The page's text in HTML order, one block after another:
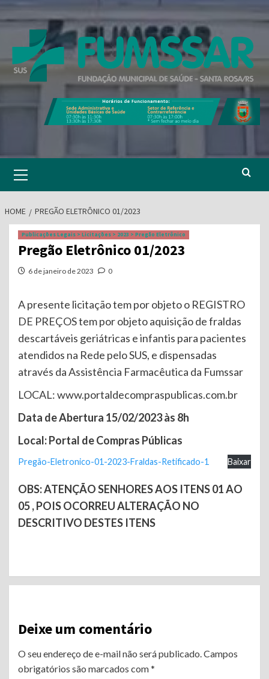
to
Menu
HOME PREGÃO ELETRÔNICO 01/2023
Publicações Legais > Licitações > 2023 > Pregão Eletrônico
Pregão Eletrônico 01/2023
6 de janeiro de 2023 0
A presente licitação tem por objeto o REGISTRO
DE PREÇOS tem por objeto aquisição de fraldas
descartáveis geriátricas e infantis para pacientes
atendidos na Rede pelo SUS, e dispensadas
através da Assistência Farmacêutica da Fumssar
LOCAL: www.portaldecompraspublicas.com.br
Data de Abertura 15/02/2023 às 8h
Local: Portal de Compras Públicas
Pregão-Eletronico-01-2023-Fraldas-Retificado-1 Baixar
OBS: ATENÇÃO SENHORES AOS ITENS 01 AO
05 , POIS OCORREU ALTERAÇÃO NO
DESCRITIVO DESTES ITENS
Continue
Reading
Deixe um comentário
O seu endereço de e-mail não será publicado. Campos
obrigatórios são marcados com*